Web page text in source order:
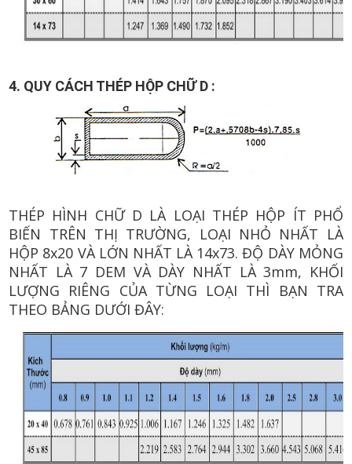
4. QUY CÁCH THÉP HỘP CHỮ D :
THÉP HÌNH CHỮ D LÀ LOẠI THÉP HỘP ÍT PHỔ
BIẾN TRÊN THỊ TRƯỜNG, LOẠI NHỎ NHẤT LÀ
HỘP 8x20 VÀ LỚN NHẤT LÀ 14x73. ĐỘ DÀY MỎNG
NHẤT LÀ 7 DEM VÀ DÀY NHẤT LÀ 3mm, KHỐI
LƯỢNG RIÊNG CỦA TỪNG LOẠI THÌ BẠN TRA
THEO BẢNG DƯỚI ĐÂY: